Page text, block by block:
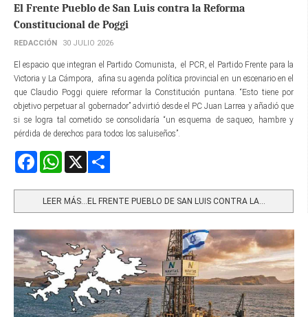
El Frente Pueblo de San Luis contra la Reforma
Constitucional de Poggi
REDACCIÓN 30 JULIO 2026
El espacio que integran el Partido Comunista, el PCR, el Partido Frente para la
Victoria y La Cámpora, afina su agenda política provincial en un escenario en el
que Claudio Poggi quiere reformar la Constitución puntana. “Esto tiene por
objetivo perpetuar al gobernador” advirtió desde el PC Juan Larrea y añadió que
si se logra tal cometido se consolidaría “un esquema de saqueo, hambre y
pérdida de derechos para todos los saluiseños”.
FacebookWhatsApp
LEER MÁS…EL FRENTE PUEBLO DE SAN LUIS CONTRA LA...